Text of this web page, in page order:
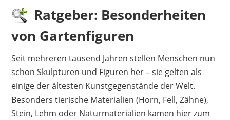
Kunststoff ist er angemessen schwer und toll
bemalt, weshalb er sehr hochwertig wirkt.
Selten wird über Verarbeitungsfehler berichtet,
die überwiegenden Meinungen sind sehr
positiv. Die Laterne lädt sich tagsüber gut auf,
selbst wenn die Sonne nicht dauernd scheint –
das Licht hat dann eine helle, warme Farbe. Für
den Aufbau benötigt man kein Werkzeug.
Ratgeber: Besonderheiten
von Gartenfiguren
Seit mehreren tausend Jahren stellen Menschen nun
schon Skulpturen und Figuren her – sie gelten als
einige der ältesten Kunstgegenstände der Welt.
Besonders tierische Materialien (Horn, Fell, Zähne),
Stein, Lehm oder Naturmaterialien kamen hier zum